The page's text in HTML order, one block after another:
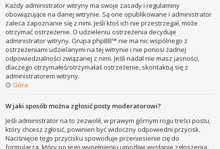
Każdy administrator witryny ma swoje zasady i regulaminy
obowiązujące na danej witrynie. Są one opublikowane i administrator
zaleca zapoznanie się z nimi. Jeśli ktoś ich nie przestrzegał, może
otrzymać ostrzeżenie. O udzieleniu ostrzeżenia decyduje
administrator witryny. Grupa phpBB™ nie ma nic wspólnego z
ostrzeżeniami udzielanymi na tej witrynie i nie ponosi żadnej
odpowiedzialności związanej z nimi. Jeśli nadal nie masz jasności,
dlaczego otrzymałeś/otrzymałaś ostrzeżenie, skontaktuj się z
administratorem witryny.
Góra
W jaki sposób można zgłosić posty moderatorowi?
Jeśli administrator na to zezwolił, w prawym górnym rogu treści postu,
który chcesz zgłosić, powinien być widoczny odpowiedni przycisk.
Naciśnięcie tego przycisku spowoduje przeniesienie cię do
formularza, który po jego wypełnieniu umożliwi wysłanie zgłoszenia.